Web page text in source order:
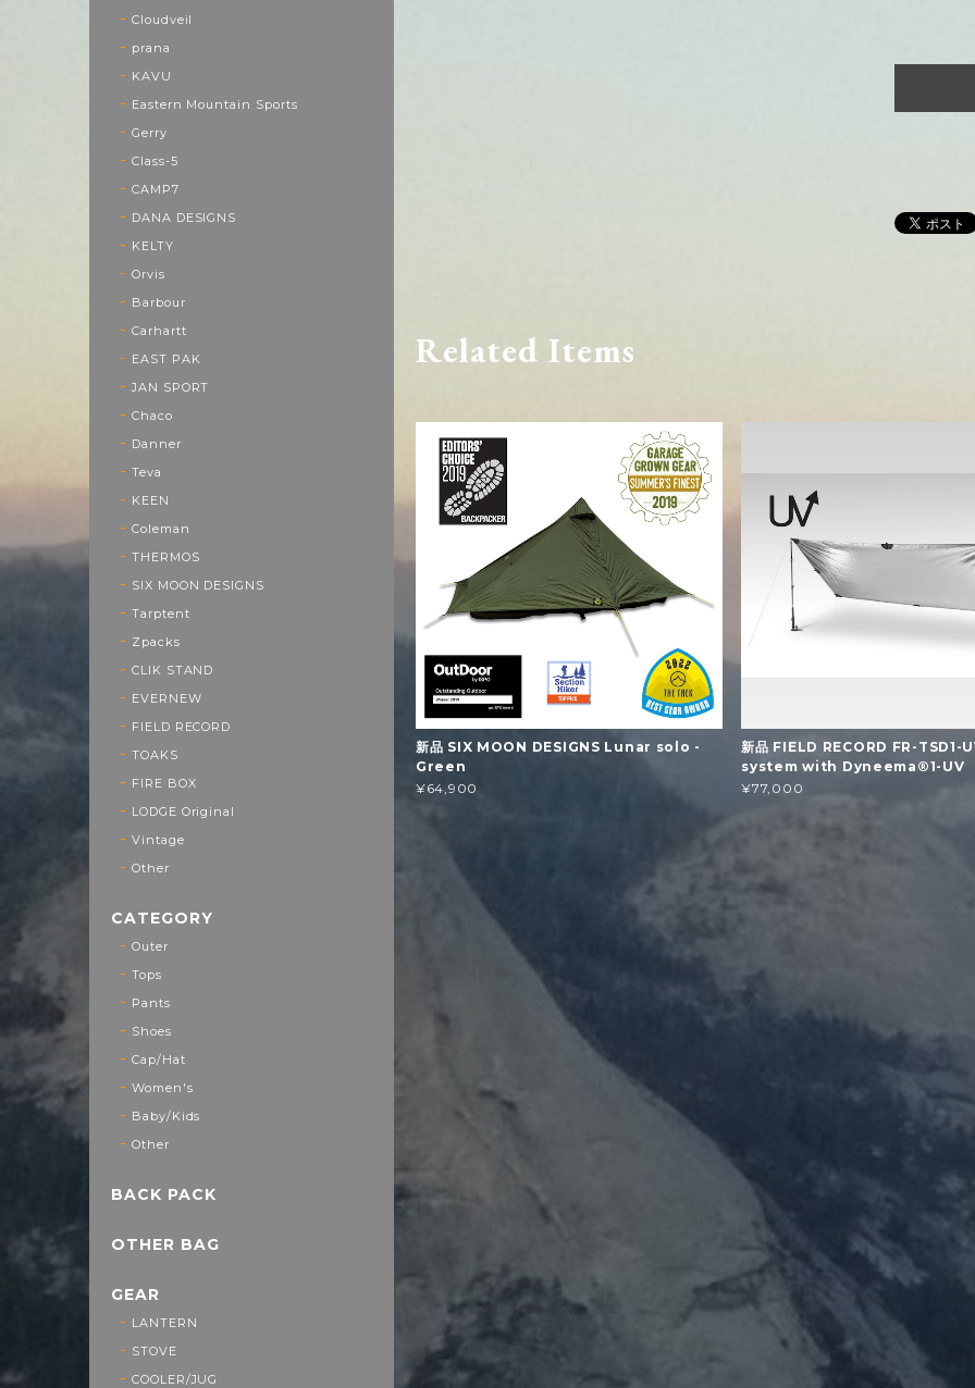
Related Items
新品 SIX MOON DESIGNS Lunar solo -
Green
¥64,900
新品 FIELD RECORD FR-
system with Dyneema®1-UV
¥77,000
Cloudveil
prana
KAVU
Eastern Mountain Sports
Gerry
Class-5
CAMP7
DANA DESIGNS
KELTY
Orvis
Barbour
Carhartt
EAST PAK
JAN SPORT
Chaco
Danner
Teva
KEEN
Coleman
THERMOS
SIX MOON DESIGNS
Tarptent
Zpacks
CLIK STAND
EVERNEW
FIELD RECORD
TOAKS
FIRE BOX
LODGE Original
Vintage
Other
CATEGORY
Outer
Tops
Pants
Shoes
Cap/Hat
Women's
Baby/Kids
Other
BACK PACK
OTHER BAG
GEAR
LANTERN
STOVE
COOLER/JUG